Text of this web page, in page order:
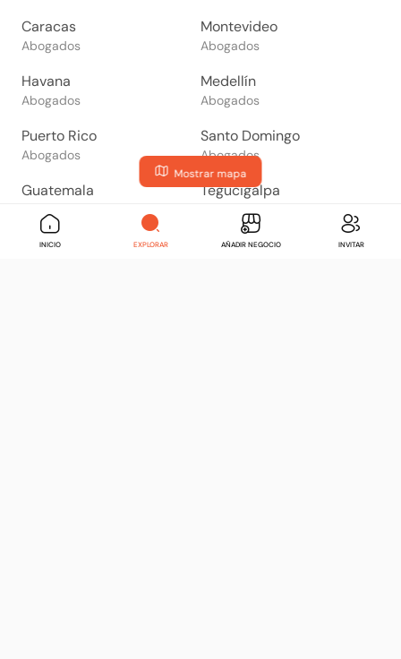
Mostrar mapa
Caracas
Abogados
Montevideo
Abogados
Havana
Abogados
Medellín
Abogados
Puerto Rico
Abogados
Santo Domingo
Abogados
Guatemala Tegucigalpa
San Salvador Managua
INICIO EXPLORAR AÑADIR NEGOCIO INVITAR